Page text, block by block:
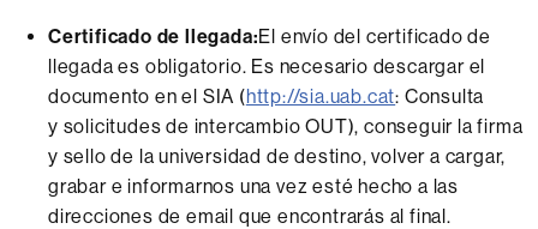
Certificado de llegada:El envío del certificado de
llegada es obligatorio. Es necesario descargar el
documento en el SIA (http://sia.uab.cat: Consulta
y solicitudes de intercambio OUT), conseguir la firma
y sello de la universidad de destino, volver a cargar,
grabar e informarnos una vez esté hecho a las
direcciones de email que encontrarás al final.